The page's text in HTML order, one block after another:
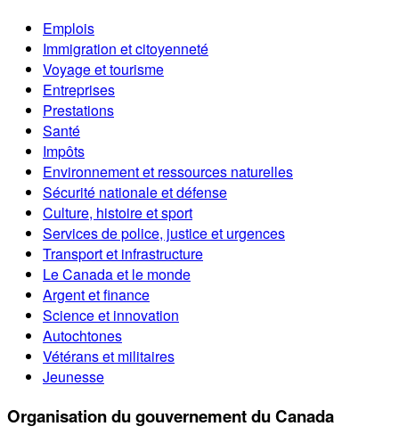
Emplois
Immigration et citoyenneté
Voyage et tourisme
Entreprises
Prestations
Santé
Impôts
Environnement et ressources naturelles
Sécurité nationale et défense
Culture, histoire et sport
Services de police, justice et urgences
Transport et infrastructure
Le Canada et le monde
Argent et finance
Science et innovation
Autochtones
Vétérans et militaires
Jeunesse
Organisation du gouvernement du Canada